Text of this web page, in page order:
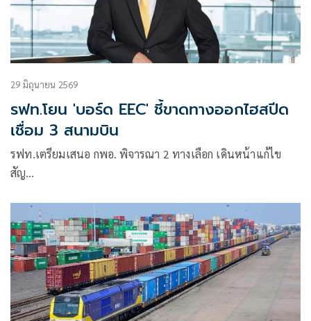
29 มิถุนายน 2569
รฟท.โยน 'บอร์ด EEC' ชี้ขาดทางออกไฮสปีด
เชื่อม 3 สนามบิน
รฟท.เตรียมเสนอ กพอ. พิจารณา 2 ทางเลือก เดินหน้าแก้ไข
สัญ…